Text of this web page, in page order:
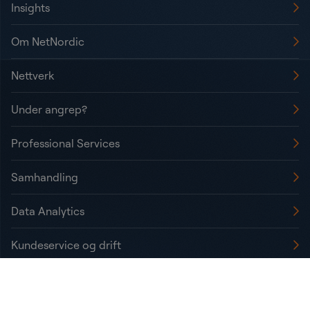
Insights
Om NetNordic
Nettverk
Under angrep?
Professional Services
Samhandling
Data Analytics
Kundeservice og drift